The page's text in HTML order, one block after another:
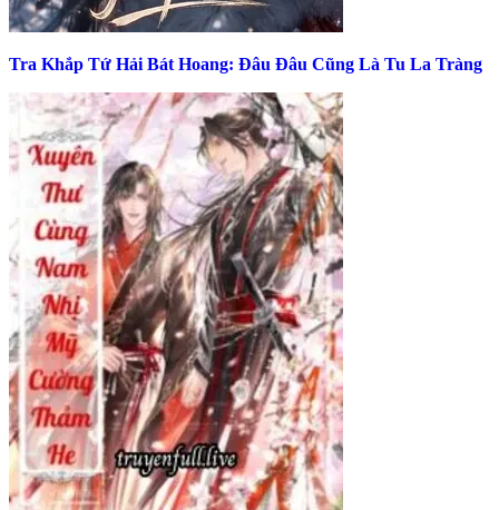
Tra Khắp Tứ Hải Bát Hoang: Đâu Đâu Cũng Là Tu La Tràng